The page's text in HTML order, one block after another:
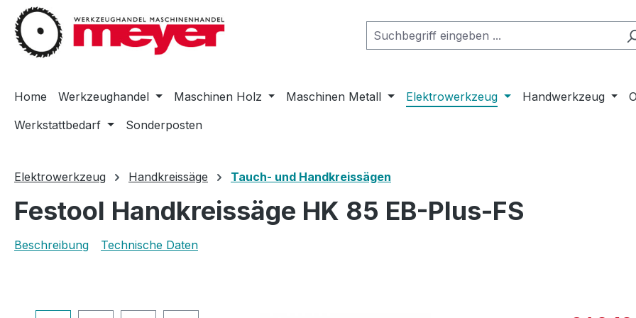
Hauptinhalt springen
Zur Suche springen
Zur Hauptnavigation springen
Home Werkzeughandel Maschinen Holz Maschinen Metall Elektrowerkzeug Handwerkzeug
Werkstattbedarf
Sonderposten
Elektrowerkzeug Handkreissäge Tauch- und Handkreissägen
Festool Handkreissäge HK 85 EB-Plus-FS
Beschreibung Technische Daten